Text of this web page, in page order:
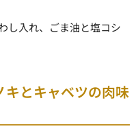
し入れ、ごま油と塩コシ
とキャベツの肉味